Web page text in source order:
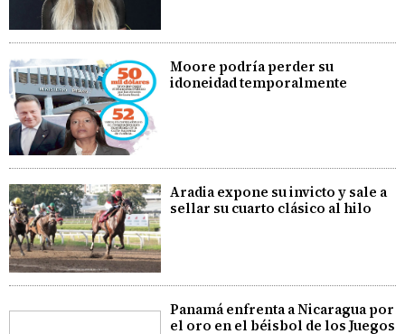
Moore podría perder su
idoneidad temporalmente
Aradia expone su invicto y sale a
sellar su cuarto clásico al hilo
Panamá enfrenta a Nicaragua por
el oro en el béisbol de los Juegos